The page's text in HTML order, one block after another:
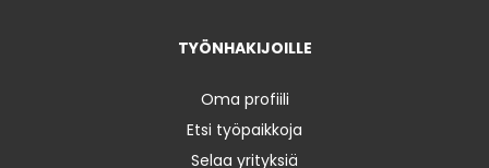
TYÖNHAKIJOILLE
Oma profiili
Etsi työpaikkoja
Selaa yrityksiä